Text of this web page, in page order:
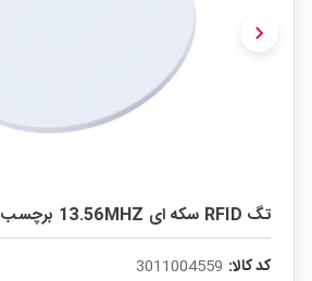
chevron_right
تگ RFID سکه ای 13.56MHZ برچسب دار قطر 25mm
کد کالا: 3011004559